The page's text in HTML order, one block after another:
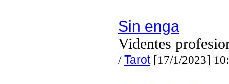
Sin enga
Videntes
/Tarot[17/1/2023]